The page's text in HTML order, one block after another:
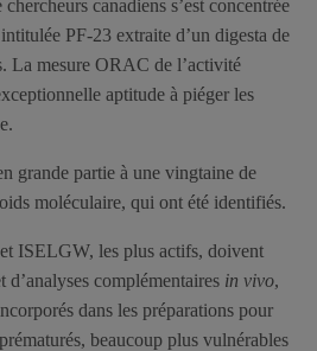
canadiens s’est concentrée
PF-23 extraite d’un digesta de
La mesure ORAC de l’activité
aptitude à piéger les
grande partie à une vingtaine de
moléculaire, qui ont été identifiés.
ISELGW, les plus actifs, doivent
complémentaires in vivo,
dans les préparations pour
beaucoup plus vulnérables